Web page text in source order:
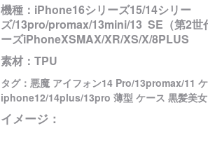
機種： iPhone16シリーズ15/14シリー
ズ/13pro/promax/13mini/13 SE（第2世
ーズiPhoneXSMAX/XR/XS/X/8PLUS
素材：TPU
タグ：悪魔 アイフォン14 Pro/13promax/11
iphone12/14plus/13pro 薄型 ケース 黒髪美
イメージ：